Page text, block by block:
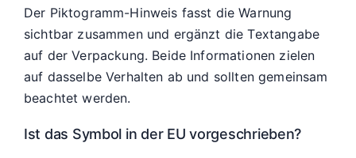
Der Piktogramm-Hinweis fasst die Warnung
sichtbar zusammen und ergänzt die Textangabe
auf der Verpackung. Beide Informationen zielen
auf dasselbe Verhalten ab und sollten gemeinsam
beachtet werden.
Ist das Symbol in der EU vorgeschrieben?